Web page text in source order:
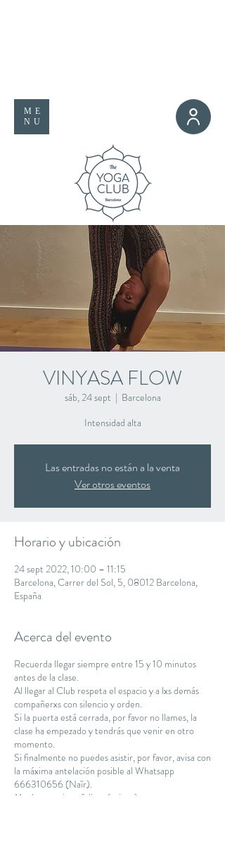
ME
NU
VINYASA FLOW
sáb, 24 sept
  |
Barcelona
Intensidad alta
Las entradas no están a la venta
Ver otros eventos
Horario y ubicación
24 sept 2022, 10:00 – 11:15
Barcelona, Carrer del Sol, 5, 08012 Barcelona,
España
Acerca del evento
Recuerda llegar siempre entre 15 y 10 minutos
antes de la clase.
Al llegar al Club respeta el espacio y a lxs demás
compañerxs con silencio y orden.
Si la puerta está cerrada, por favor no llames, la
clase ha empezado y tendrás que venir en otro
momento.
Si finalmente no puedes asistir, por favor, avisa con
la máxima antelación posible al Whatsapp
666310656 (Naïr).
Muchas gracias y feliz práctica :)